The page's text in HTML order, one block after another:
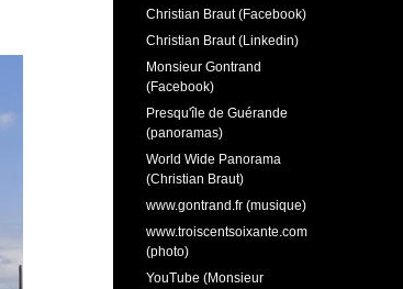
Christian Braut (Facebook)
Christian Braut (Linkedin)
Monsieur Gontrand
(Facebook)
Presqu'île de Guérande
(panoramas)
World Wide Panorama
(Christian Braut)
www.gontrand.fr (musique)
www.troiscentsoixante.com
(photo)
YouTube (Monsieur